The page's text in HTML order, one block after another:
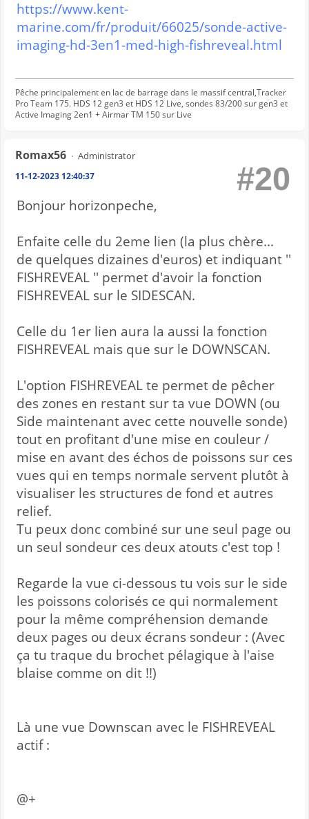
https://www.kent-
marine.com/fr/produit/66025/sonde-active-
imaging-hd-3en1-med-high-fishreveal.html
Pêche principalement en lac de barrage dans le massif central,Tracker
Pro Team 175. HDS 12 gen3 et HDS 12 Live, sondes 83/200 sur gen3 et
Active Imaging 2en1 + Airmar TM 150 sur Live
Romax56 Administrator
11-12-2023 12:40:37 #20
Bonjour horizonpeche,
Enfaite celle du 2eme lien (la plus chère...
de quelques dizaines d'euros) et indiquant ''
FISHREVEAL '' permet d'avoir la fonction
FISHREVEAL sur le SIDESCAN.
Celle du 1er lien aura la aussi la fonction
FISHREVEAL mais que sur le DOWNSCAN.
L'option FISHREVEAL te permet de pêcher
des zones en restant sur ta vue DOWN (ou
Side maintenant avec cette nouvelle sonde)
tout en profitant d'une mise en couleur /
mise en avant des échos de poissons sur ces
vues qui en temps normale servent plutôt à
visualiser les structures de fond et autres
relief.
Tu peux donc combiné sur une seul page ou
un seul sondeur ces deux atouts c'est top !
Regarde la vue ci-dessous tu vois sur le side
les poissons colorisés ce qui normalement
pour la même compréhension demande
deux pages ou deux écrans sondeur : (Avec
ça tu traque du brochet pélagique à l'aise
blaise comme on dit !!)
Là une vue Downscan avec le FISHREVEAL
actif :
@+